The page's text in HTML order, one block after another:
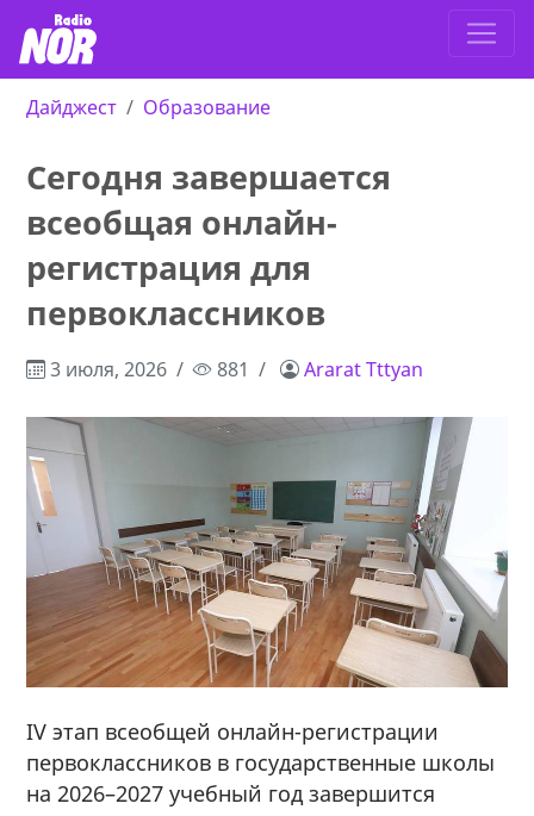
Дайджест Образование
Сегодня завершается
всеобщая онлайн-
регистрация для
первоклассников
3 июля, 2026 881 Ararat Tttyan
IV этап всеобщей онлайн-регистрации
первоклассников в государственные школы
на 2026–2027 учебный год завершится